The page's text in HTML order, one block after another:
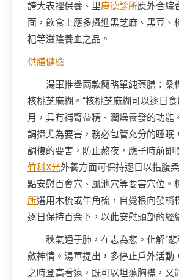
誇大表裡保養、里康德診所應外合綜
面，飲食上應多攝進黑芝麻、黑豆、
杞等滋陰養血之品。
供膳健檢
湯軍推舉兩款簡略單純藥膳：桑
核桃芝麻糊。“核桃芝麻糊可以逐日
月，具有補腎益精、潤燥養發的功能
調攝尤為要害，務必包管充分的睡眠
調復的要害，防止熬夜，應子時前即
竹科X光外養方面可保持逐日以指腹
點安慰百會穴、風池穴等要害穴位。
所選用木梳或牛角梳，自覺根向發梢
逐日保持百余下，以此安慰頭部的經
秋氣通于肺，在志為悲。化解“
斂神情。湯軍提出，多停止戶外活動
之時登高看遠，既可以坦蕩胸襟，又